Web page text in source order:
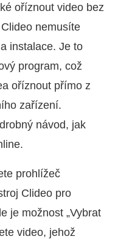
oříznout video bez
nemusíte
instalace. Je to
program, což
oříznout přímo z
zařízení.
návod, jak
prohlížeč
Clideo pro
je možnost „Vybrat
video, jehož